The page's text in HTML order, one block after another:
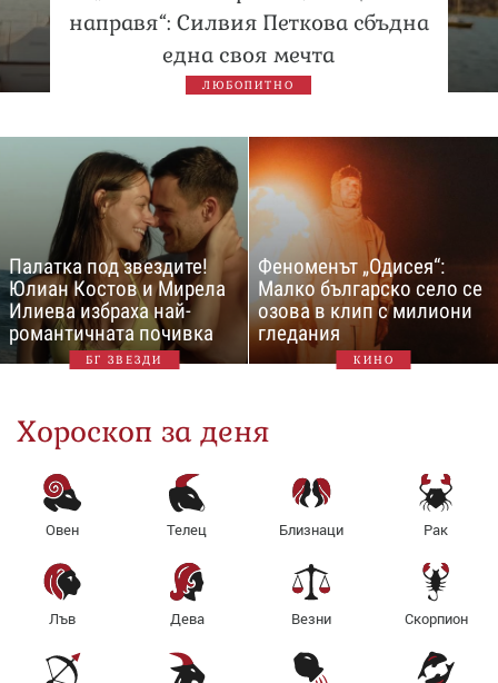
направя“: Силвия Петкова сбъдна
една своя мечта
ЛЮБОПИТНО
Палатка под звездите!
Юлиан Костов и Мирела
Илиева избраха най-
романтичната почивка
БГ ЗВЕЗДИ
Феноменът „Одисея“:
Малко българско село се
озова в клип с милиони
гледания
КИНО
Хороскоп за деня
Овен Телец Близнаци Рак
Лъв Дева Везни Скорпион